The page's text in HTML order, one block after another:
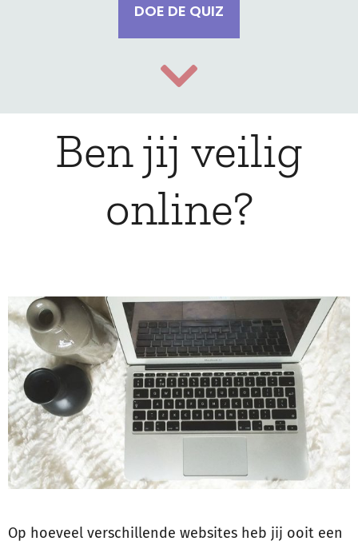
DOE DE QUIZ
Ben jij veilig
online?
Op hoeveel verschillende websites heb jij ooit een